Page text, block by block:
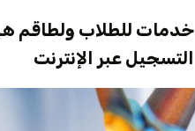
خدمات للطلاب ولطاقم
التسجيل عبر الإنترنت